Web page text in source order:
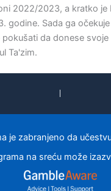
2022/2023, a kratko je
godine. Sada ga
pokušati da donese
Ta'zim.
je zabranjeno da
na sreću može